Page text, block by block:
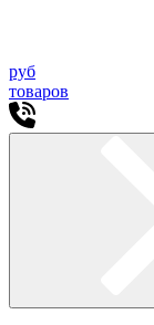
руб
товаров